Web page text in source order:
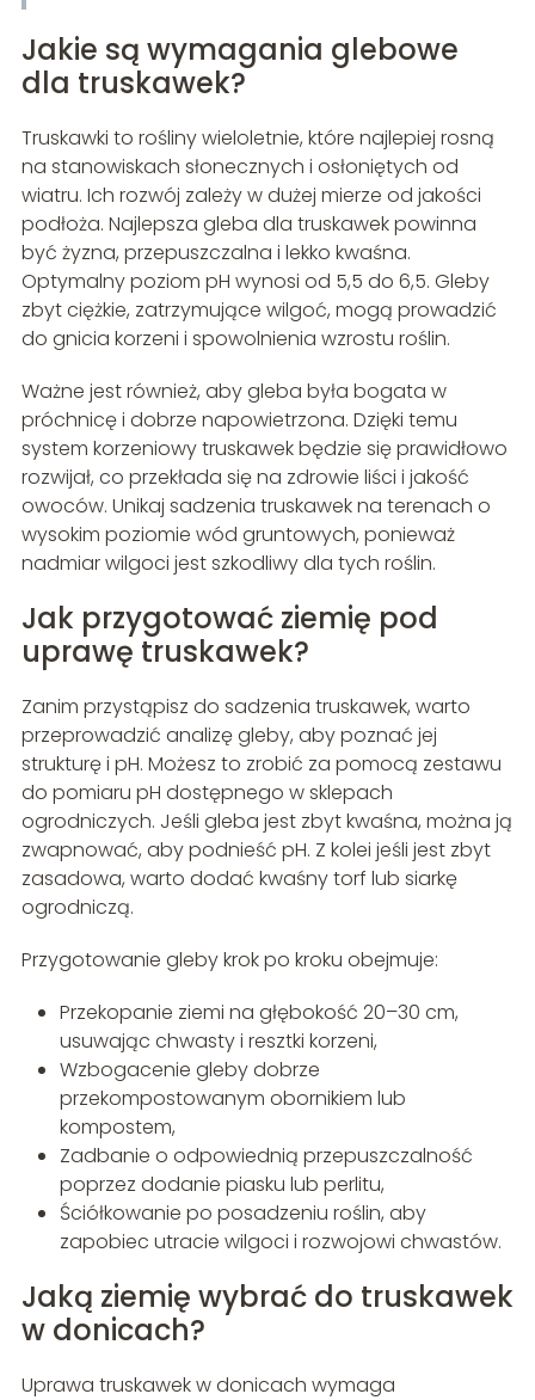
Jakie są wymagania glebowe
dla truskawek?
Truskawki to rośliny wieloletnie, które najlepiej rosną
na stanowiskach słonecznych i osłoniętych od
wiatru. Ich rozwój zależy w dużej mierze od jakości
podłoża. Najlepsza gleba dla truskawek powinna
być żyzna, przepuszczalna i lekko kwaśna.
Optymalny poziom pH wynosi od 5,5 do 6,5. Gleby
zbyt ciężkie, zatrzymujące wilgoć, mogą prowadzić
do gnicia korzeni i spowolnienia wzrostu roślin.
Ważne jest również, aby gleba była bogata w
próchnicę i dobrze napowietrzona. Dzięki temu
system korzeniowy truskawek będzie się prawidłowo
rozwijał, co przekłada się na zdrowie liści i jakość
owoców. Unikaj sadzenia truskawek na terenach o
wysokim poziomie wód gruntowych, ponieważ
nadmiar wilgoci jest szkodliwy dla tych roślin.
Jak przygotować ziemię pod
uprawę truskawek?
Zanim przystąpisz do sadzenia truskawek, warto
przeprowadzić analizę gleby, aby poznać jej
strukturę i pH. Możesz to zrobić za pomocą zestawu
do pomiaru pH dostępnego w sklepach
ogrodniczych. Jeśli gleba jest zbyt kwaśna, można ją
zwapnować, aby podnieść pH. Z kolei jeśli jest zbyt
zasadowa, warto dodać kwaśny torf lub siarkę
ogrodniczą.
Przygotowanie gleby krok po kroku obejmuje:
Przekopanie ziemi na głębokość 20–30 cm,
usuwając chwasty i resztki korzeni,
Wzbogacenie gleby dobrze
przekompostowanym obornikiem lub
kompostem,
Zadbanie o odpowiednią przepuszczalność
poprzez dodanie piasku lub perlitu,
Ściółkowanie po posadzeniu roślin, aby
zapobiec utracie wilgoci i rozwojowi chwastów.
Jaką ziemię wybrać do truskawek
w donicach?
Uprawa truskawek w donicach wymaga